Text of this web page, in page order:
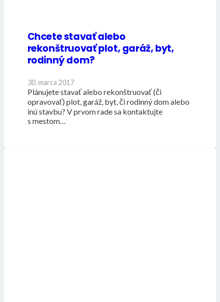
Chcete stavať alebo
rekonštruovať plot, garáž, byt,
rodinný dom?
30. marca 2017
Plánujete stavať alebo rekonštruovať (či
opravovať) plot, garáž, byt, či rodinný dom alebo
inú stavbu? V prvom rade sa kontaktujte
s mestom…